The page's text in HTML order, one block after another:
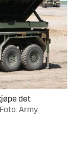
det
Foto: Army